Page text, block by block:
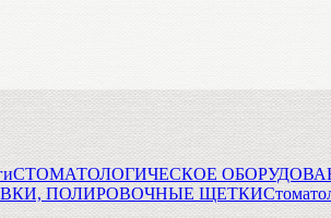
СТОМАТОЛОГИЧЕСКОЕ
ПОЛИРОВОЧНЫЕ ЩЕТКИ